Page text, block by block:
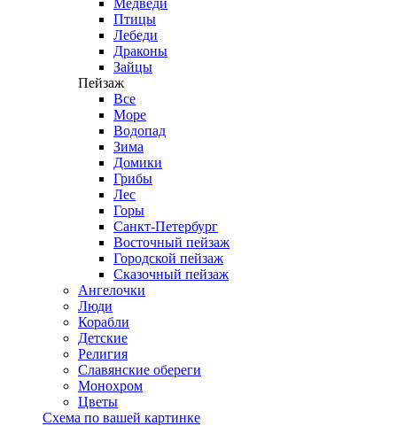
Медведи
Птицы
Лебеди
Драконы
Зайцы
Пейзаж
Все
Море
Водопад
Зима
Домики
Грибы
Лес
Горы
Санкт-Петербург
Восточный пейзаж
Городской пейзаж
Сказочный пейзаж
Ангелочки
Люди
Корабли
Детские
Религия
Славянские обереги
Монохром
Цветы
Схема по вашей картинке